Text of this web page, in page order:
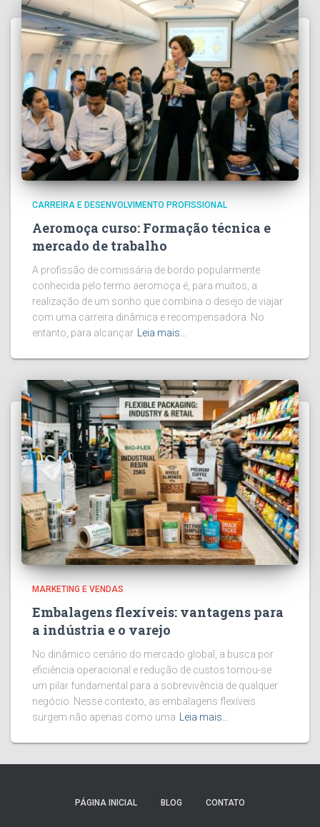
CARREIRA E DESENVOLVIMENTO PROFISSIONAL
Aeromoça curso: Formação técnica e
mercado de trabalho
A profissão de comissária de bordo popularmente
conhecida pelo termo aeromoça é, para muitos, a
realização de um sonho que combina o desejo de viajar
com uma carreira dinâmica e recompensadora. No
entanto, para alcançar Leia mais…
MARKETING E VENDAS
Embalagens flexíveis: vantagens para
a indústria e o varejo
No dinâmico cenário do mercado global, a busca por
eficiência operacional e redução de custos tornou-se
um pilar fundamental para a sobrevivência de qualquer
negócio. Nesse contexto, as embalagens flexíveis
surgem não apenas como uma
Leia mais…
PÁGINA INICIAL BLOG CONTATO